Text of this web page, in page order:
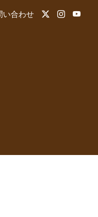
い合わせ